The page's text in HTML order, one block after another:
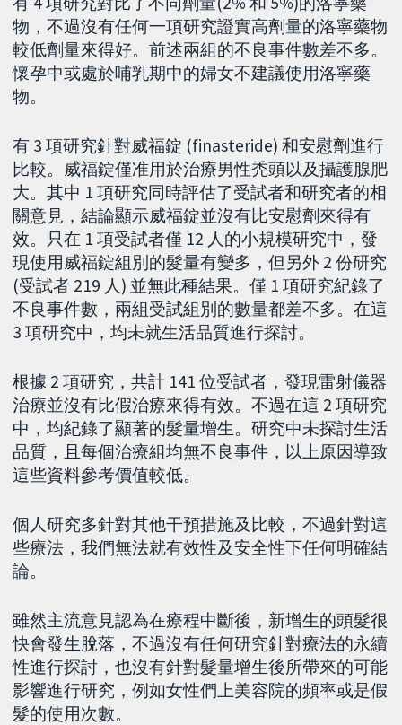
物，不過沒有任何一項研究證實高劑量的洛寧藥物
較低劑量來得好。前述兩組的不良事件數差不多。
懷孕中或處於哺乳期中的婦女不建議使用洛寧藥
物。
有 3 項研究針對威福錠 (finasteride) 和安慰劑進行
比較。威福錠僅准用於治療男性禿頭以及攝護腺肥
大。其中 1 項研究同時評估了受試者和研究者的相
關意見，結論顯示威福錠並沒有比安慰劑來得有
效。只在 1 項受試者僅 12 人的小規模研究中，發
現使用威福錠組別的髮量有變多，但另外 2 份研究
(受試者 219 人) 並無此種結果。僅 1 項研究紀錄了
不良事件數，兩組受試組別的數量都差不多。在這
3 項研究中，均未就生活品質進行探討。
根據 2 項研究，共計 141 位受試者，發現雷射儀器
治療並沒有比假治療來得有效。不過在這 2 項研究
中，均紀錄了顯著的髮量增生。研究中未探討生活
品質，且每個治療組均無不良事件，以上原因導致
這些資料參考價值較低。
個人研究多針對其他干預措施及比較，不過針對這
些療法，我們無法就有效性及安全性下任何明確結
論。
雖然主流意見認為在療程中斷後，新增生的頭髮很
快會發生脫落，不過沒有任何研究針對療法的永續
性進行探討，也沒有針對髮量增生後所帶來的可能
影響進行研究，例如女性們上美容院的頻率或是假
髮的使用次數。